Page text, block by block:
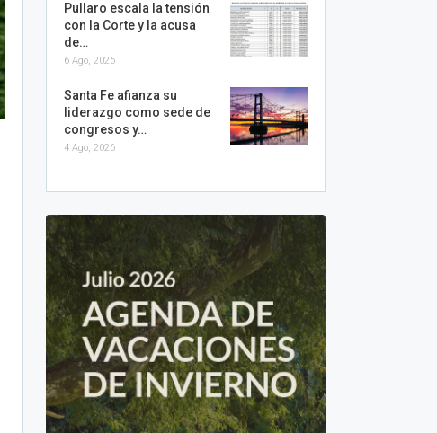
Pullaro escala la tensión
con la Corte y la acusa
de…
6 Ago, 2026
Santa Fe afianza su
liderazgo como sede de
congresos y…
4 Ago, 2026